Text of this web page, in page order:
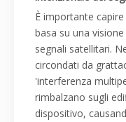
È importante
basa su una
segnali satellitari.
circondati da
'interferenza
rimbalzano sugli
dispositivo,